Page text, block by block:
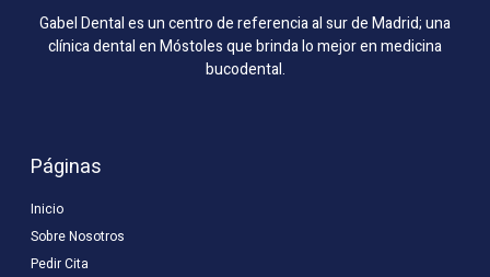
Gabel Dental es un centro de referencia al sur de Madrid; una
clínica dental en Móstoles que brinda lo mejor en medicina
bucodental.
Páginas
Inicio
Sobre Nosotros
Pedir Cita